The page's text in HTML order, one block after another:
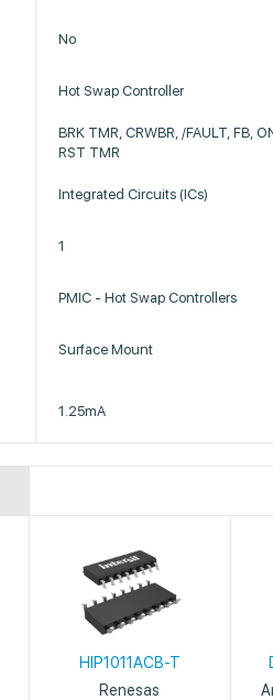
No
Hot Swap Controller
BRK TMR, CRWBR, /FAULT, FB,
RST TMR
Integrated Circuits (ICs)
1
PMIC - Hot Swap Controllers
Surface Mount
1.25mA
HIP1011ACB-T
Renesas